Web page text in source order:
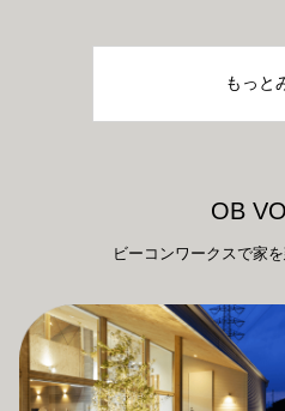
もっと
OB VO
ビーコンワークスで家